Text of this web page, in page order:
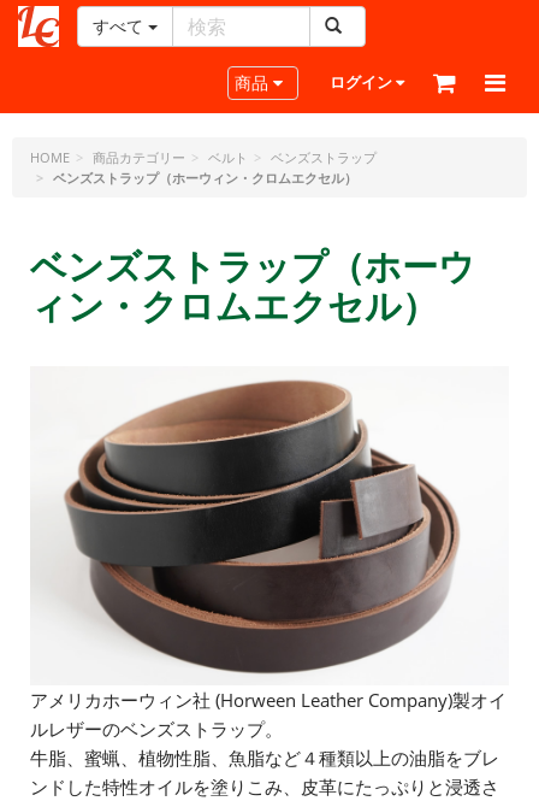
ー
ラ
フ
ッ
ジ
すべて
Toggle navigation
商品 ログイン
HOME 商品カテゴリー ベルト
ベンズストラップ
ベンズストラップ（ホーウィン・クロムエクセル）
ベンズストラップ（ホーウ
ィン・クロムエクセル）
アメリカホーウィン社 (Horween Leather Company)製オイ
ルレザーのベンズストラップ。
牛脂、蜜蝋、植物性脂、魚脂など４種類以上の油脂をブレ
ンドした特性オイルを塗りこみ、皮革にたっぷりと浸透さ